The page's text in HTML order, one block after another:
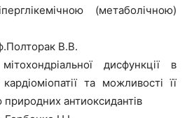
(метаболічною)
В.В.
дисфункції в
та можливості її
антиоксидантів